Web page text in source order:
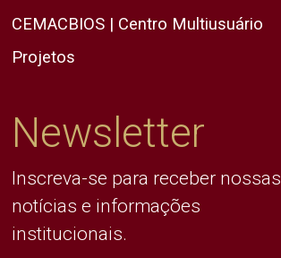
CEMACBIOS | Centro Multiusuário
Projetos
Newsletter
Inscreva-se para receber nossas
notícias e informações
institucionais.